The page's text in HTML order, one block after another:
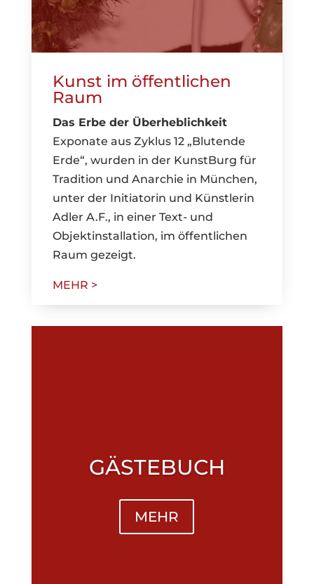
Kunst im öffentlichen
Raum
Das Erbe der Überheblichkeit
Exponate aus Zyklus 12 „Blutende
Erde“, wurden in der KunstBurg für
Tradition und Anarchie in München,
unter der Initiatorin und Künstlerin
Adler A.F., in einer Text- und
Objektinstallation, im öffentlichen
Raum gezeigt.
MEHR >
GÄSTEBUCH
MEHR